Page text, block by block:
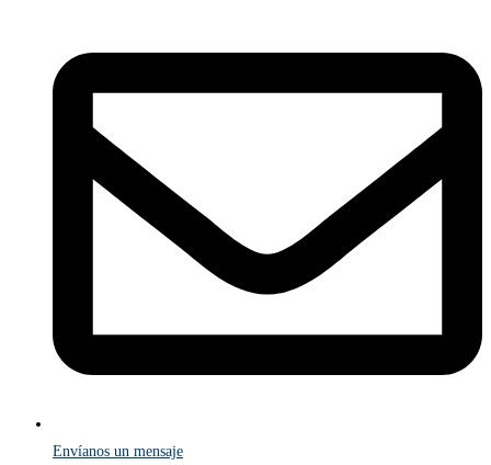
Envíanos un mensaje